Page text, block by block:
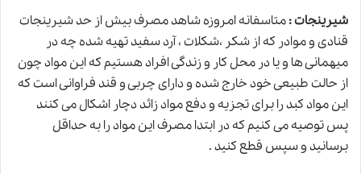
شیرینجات :متاسفانه امروزه شاهد مصرف بیش از حد شیرینجات
قنادی و موادر که از شکر ،‌شکلات ، آرد سفید تهیه شده چه در
میهمانی ها و یا در محل کار و زندگی افراد هستیم که این مواد چون
از حالت طبیعی خود خارج شده و دارای چربی و قند فراوانی است که
این مواد کبد را برای تجزیه و دفع مواد زائد دچار اشکال می کنند
پس توصیه می کنیم که در ابتدا مصرف این مواد را به حداقل
برسانید و سپس قطع کنید .